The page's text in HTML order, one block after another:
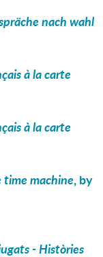
nach wahl
à la carte
à la carte
time machine, by
- Històries